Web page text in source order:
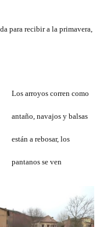
para recibir a la primavera,
Los arroyos corren como
antaño, navajos y balsas
están a rebosar, los
pantanos se ven